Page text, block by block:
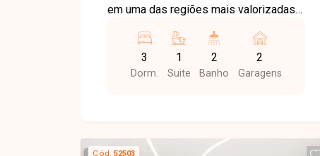
em uma das regiões mais valorizadas
fácil acesso às principais vias e
proximidade com universidades,
supermercados, escolas, farmácias,
proporcionando qualidade de vida, lazer
3
Dorm.
1
Suite
2
Banho
2
Garagens
Cód. 52503